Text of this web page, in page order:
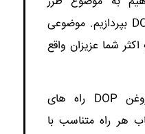
تشخیص بهترین روغن DOP بپردازیم. موضوعی
شما عزیزان واقع
برای تشخیص کیفیت روغن DOP راه های
هر راه متناسب با